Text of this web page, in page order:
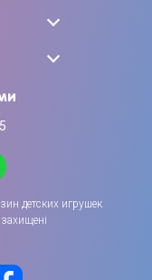
детских игрушек